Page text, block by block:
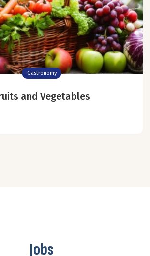
Gastronomy
and Vegetables
Jobs